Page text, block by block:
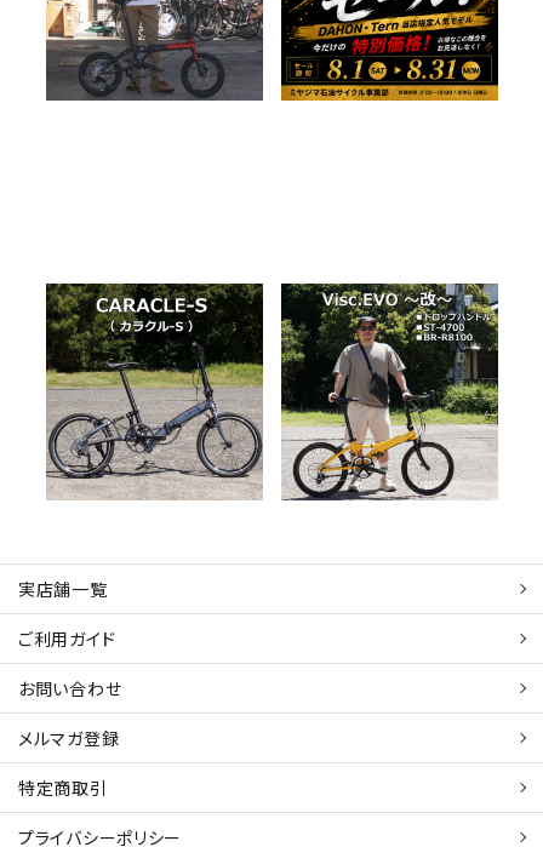
BLOG 納車 BLOG NEWS
20インチ世界最小折り畳み
スポーツ折りたたみバイク
CARACLE-S（カラクルS）納
車しました
2026.07.18
BLOG 納車
DAHON Visc EVO ドロップ
ハンドル仕様にカスタムしま
した！
2026.06.27
BLOG カスタム 納車
実店舗一覧
ご利用ガイド
お問い合わせ
メルマガ登録
特定商取引
プライバシーポリシー